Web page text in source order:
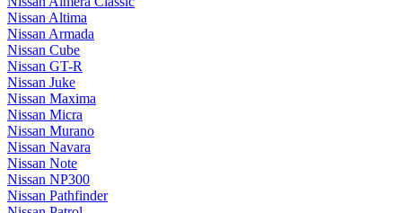
Nissan Altima
Nissan Armada
Nissan Cube
Nissan GT-R
Nissan Juke
Nissan Maxima
Nissan Micra
Nissan Murano
Nissan Navara
Nissan Note
Nissan NP300
Nissan Pathfinder